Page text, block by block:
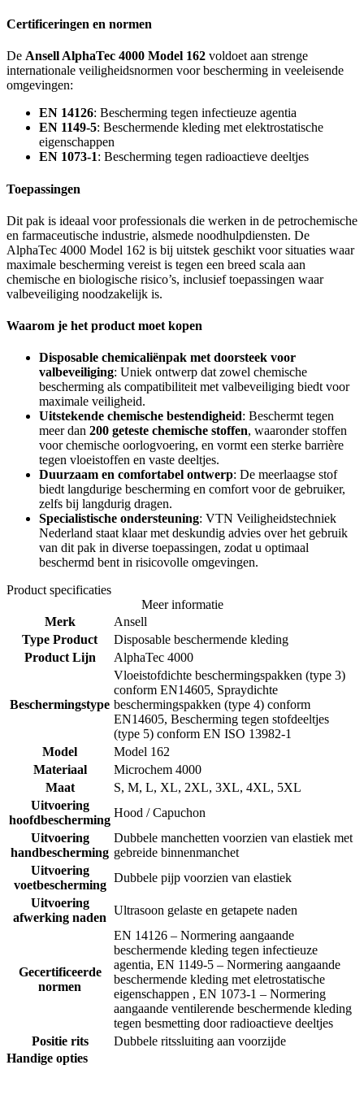
Certificeringen en normen
De Ansell AlphaTec 4000 Model 162 voldoet aan strenge
internationale veiligheidsnormen voor bescherming in veeleisende
omgevingen:
EN 14126: Bescherming tegen infectieuze agentia
EN 1149-5: Beschermende kleding met elektrostatische
eigenschappen
EN 1073-1: Bescherming tegen radioactieve deeltjes
Toepassingen
Dit pak is ideaal voor professionals die werken in de petrochemische
en farmaceutische industrie, alsmede noodhulpdiensten. De
AlphaTec 4000 Model 162 is bij uitstek geschikt voor situaties waar
maximale bescherming vereist is tegen een breed scala aan
chemische en biologische risico’s, inclusief toepassingen waar
valbeveiliging noodzakelijk is.
Waarom je het product moet kopen
Disposable chemicaliënpak met doorsteek voor
valbeveiliging: Uniek ontwerp dat zowel chemische
bescherming als compatibiliteit met valbeveiliging biedt voor
maximale veiligheid.
Uitstekende chemische bestendigheid: Beschermt tegen
meer dan 200 geteste chemische stoffen, waaronder stoffen
voor chemische oorlogvoering, en vormt een sterke barrière
tegen vloeistoffen en vaste deeltjes.
Duurzaam en comfortabel ontwerp: De meerlaagse stof
biedt langdurige bescherming en comfort voor de gebruiker,
zelfs bij langdurig dragen.
Specialistische ondersteuning: VTN Veiligheidstechniek
Nederland staat klaar met deskundig advies over het gebruik
van dit pak in diverse toepassingen, zodat u optimaal
beschermd bent in risicovolle omgevingen.
Product specificaties
Meer informatie
Merk
Ansell
Type Product
Disposable beschermende kleding
Product Lijn
AlphaTec 4000
Beschermingstype
Vloeistofdichte beschermingspakken (type 3)
conform EN14605, Spraydichte
beschermingspakken (type 4) conform
EN14605, Bescherming tegen stofdeeltjes
(type 5) conform EN ISO 13982-1
Model
Model 162
Materiaal
Microchem 4000
Maat
S, M, L, XL, 2XL, 3XL, 4XL, 5XL
Uitvoering
hoofdbescherming
Hood / Capuchon
Uitvoering
handbescherming
Dubbele manchetten voorzien van elastiek met
gebreide binnenmanchet
Uitvoering
voetbescherming
Dubbele pijp voorzien van elastiek
Uitvoering
afwerking naden
Ultrasoon gelaste en getapete naden
Gecertificeerde
normen
EN 14126 – Normering aangaande
beschermende kleding tegen infectieuze
agentia, EN 1149-5 – Normering aangaande
beschermende kleding met eletrostatische
eigenschappen , EN 1073-1 – Normering
aangaande ventilerende beschermende kleding
tegen besmetting door radioactieve deeltjes
Positie rits
Dubbele ritssluiting aan voorzijde
Handige opties